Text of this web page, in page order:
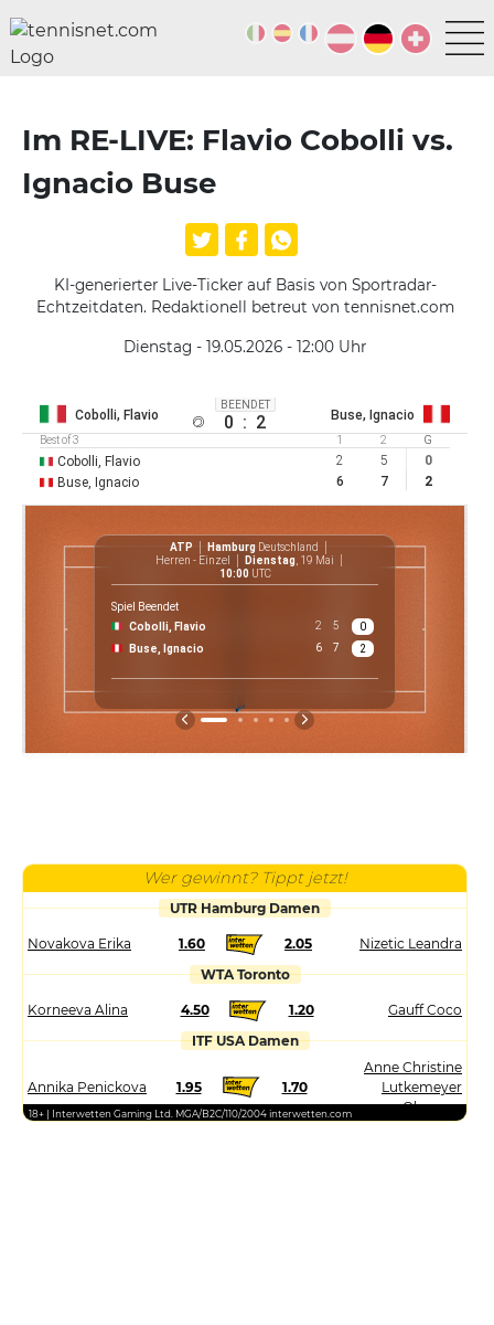
Im RE-LIVE: Flavio Cobolli vs.
Ignacio Buse
KI-generierter Live-Ticker auf Basis von Sportradar-
Echtzeitdaten. Redaktionell betreut von tennisnet.com
Dienstag - 19.05.2026 - 12:00 Uhr
Cobolli, Flavio
BEENDET
0 : 2 Buse, Ignacio
Best of 3 1 2 G
Cobolli, Flavio 2 5
0
Buse, Ignacio
6 7 2
ATP Hamburg Deutschland
Herren - Einzel
Dienstag, 19 Mai
10:00
UTC
Spiel Beendet
Cobolli, Flavio
2 5
0
Buse, Ignacio
6 7 2
Wer gewinnt? Tippt jetzt!
UTR Hamburg Damen
Novakova Erika 1.60 2.05
Nizetic Leandra
WTA Toronto
Korneeva Alina 4.50 1.20
Gauff Coco
ITF USA Damen
Annika Penickova 1.95 1.70
Anne Christine
Lutkemeyer
Obregon
18+ | Interwetten Gaming Ltd. MGA/B2C/110/2004 interwetten.com